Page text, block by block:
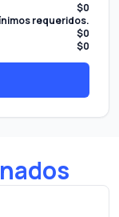
$0
requeridos.
$0
$0